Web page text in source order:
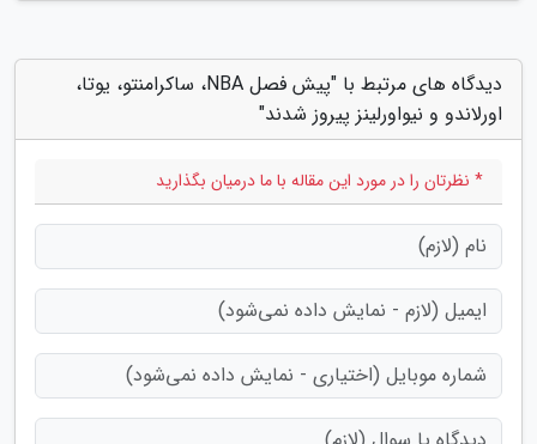
دیدگاه های مرتبط با "پیش فصل NBA، ساکرامنتو، یوتا،
اورلاندو و نیواورلینز پیروز شدند"
* نظرتان را در مورد این مقاله با ما درمیان بگذارید